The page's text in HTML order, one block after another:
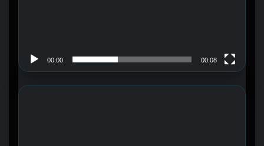
00:00 00:08
Trình chơi Video